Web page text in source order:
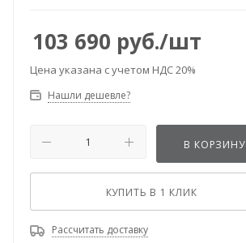
103 690 руб./шт
Цена указана с учетом НДС 20%
Нашли дешевле?
В КОРЗИНУ
КУПИТЬ В 1 КЛИК
Рассчитать доставку